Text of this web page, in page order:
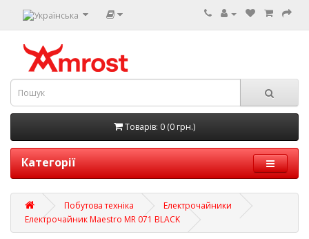
Товарів: 0 (0 грн.)
Категорії
Побутова техніка
Електрочайники
Електрочайник Maestro MR 071 BLACK